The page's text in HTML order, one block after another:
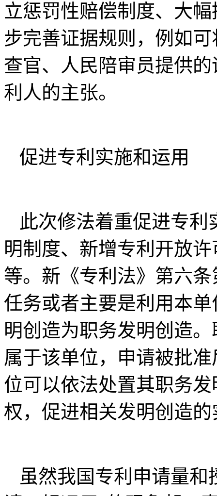
立惩罚性赔偿制度、大
步完善证据规则，例如
查官、人民陪审员提供
利人的主张。
促进专利实施和运用
此次修法着重促进专
明制度、新增专利开放
等。新《专利法》第六
任务或者主要是利用本
明创造为职务发明创造
属于该单位，申请被批
位可以依法处置其职务
权，促进相关发明创造
虽然我国专利申请量